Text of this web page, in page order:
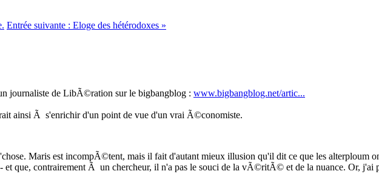
Entrée suivante : Eloge des hétérodoxes »
journaliste de LibÃ©ration sur le bigbangblog : www.bigbangblog.net/artic...
ainsi Ã s'enrichir d'un point de vue d'un vrai Ã©conomiste.
Maris est incompÃ©tent, mais il fait d'autant mieux illusion qu'il dit ce que les alterploum
que, contrairement Ã un chercheur, il n'a pas le souci de la vÃ©ritÃ© et de la nuance. Or, j'ai